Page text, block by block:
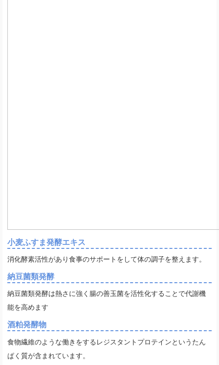
小麦ふすま発酵エキス
消化酵素活性があり食事のサポートをして体の調子を整えます。
納豆菌類発酵
納豆菌類発酵は熱さに強く腸の善玉菌を活性化することで代謝機
能を高めます
酒粕発酵物
食物繊維のような働きをするレジスタントプロテインというたん
ぱく質が含まれています。